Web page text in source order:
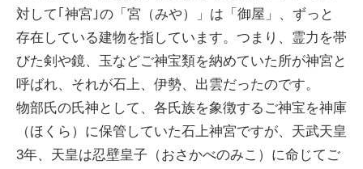
対して｢神宮｣の「宮（みや）」は「御屋」、ずっと
存在している建物を指しています。つまり、霊力を帯
びた剣や鏡、玉などご神宝類を納めていた所が神宮と
呼ばれ、それが石上、伊勢、出雲だったのです。
物部氏の氏神として、各氏族を象徴するご神宝を神庫
（ほくら）に保管していた石上神宮ですが、天武天皇
3年、天皇は忍壁皇子（おさかべのみこ）に命じてご